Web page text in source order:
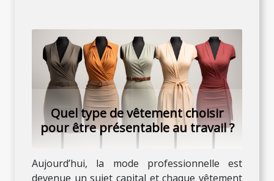
Quel type de vêtement choisir
pour être présentable au travail ?
Aujourd’hui, la mode professionnelle est
devenue un sujet capital et chaque vêtement